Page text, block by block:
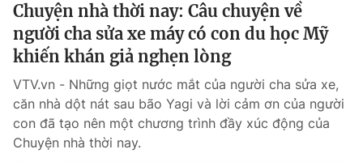
Phim VTV
Hậu trường
Nhân vật
Khán giả
Giải sao mai
Giải trí
Âm nhạc
Sao
Đời sống
Du lịch
Làm đẹp
Giáo dục
Chuyện nhà thời nay: Câu chuyện về
người cha sửa xe máy có con du học Mỹ
khiến khán giả nghẹn lòng
VTV.vn - Những giọt nước mắt của người cha sửa xe,
căn nhà dột nát sau bão Yagi và lời cảm ơn của người
con đã tạo nên một chương trình đầy xúc động của
Chuyện nhà thời nay.